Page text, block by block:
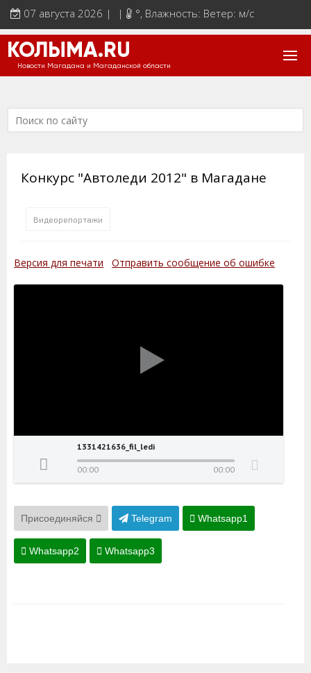
07 августа 2026 | | °, Влажность: Ветер: м/с
КОЛЫМА.RU
Новости Магадана и Магаданской области
Конкурс "Автоледи 2012" в Магадане
Видеорепортажи
Версия для печати Отправить сообщение об ошибке
1331421636_fil_ledi
00:00 00:00
Присоединяйся Telegram Whatsapp1
Whatsapp2 Whatsapp3